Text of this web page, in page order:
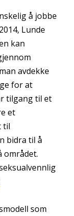
å jobbe
Lunde
kan
avdekke
for at
tilgang til et
et
til
bidra til å
området.
som